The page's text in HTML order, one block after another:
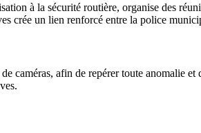
à la sécurité routière, organise des
crée un lien renforcé entre la police
caméras, afin de repérer toute anomalie